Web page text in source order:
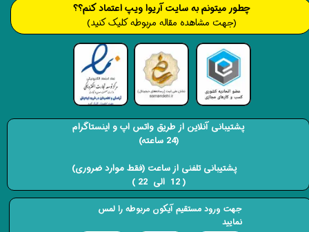
​​​چطور میتونم به سایت آریوا ویپ اعتماد کنم؟؟
(جهت مشاهده مقاله مربوطه کلیک کنید)
پشتیبانی آنلاین از طریق واتس اپ و اینستاگرام
(24 ساعته)
​​​​​​​ پشتیبانی تلفنی از ساعت (فقط موارد ضروری)
( 12 الی 22 ) ​​​​​​​
جهت ورود مستقیم آیکون مربوطه را لمس
نمایید